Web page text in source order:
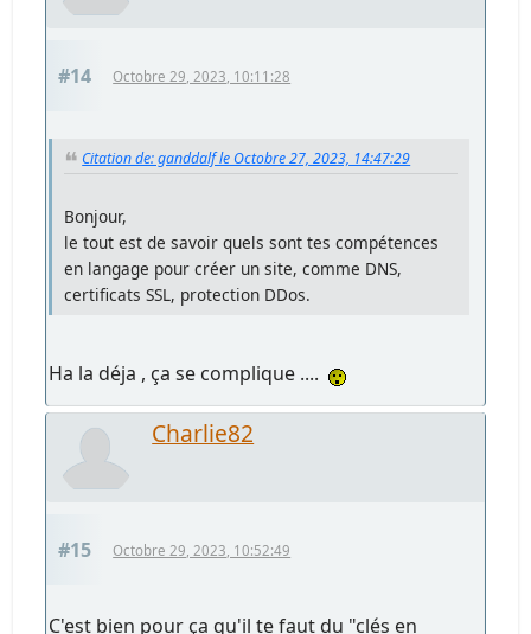
#14 Octobre 29, 2023, 10:11:28
Citation de: ganddalf le Octobre 27, 2023, 14:47:29
Bonjour,
le tout est de savoir quels sont tes compétences
en langage pour créer un site, comme DNS,
certificats SSL, protection DDos.
Ha la déja , ça se complique ....
Charlie82
#15 Octobre 29, 2023, 10:52:49
C'est bien pour ça qu'il te faut du "clés en